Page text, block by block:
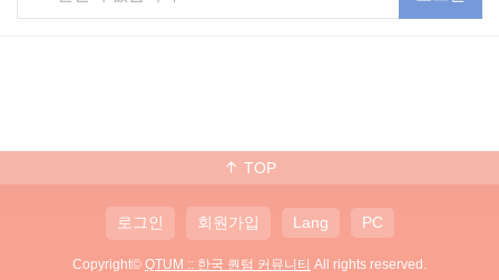
TOP
로그인 회원가입 Lang PC
Copyright© QTUM :: 한국 퀀텀 커뮤니티 All rights reserved.